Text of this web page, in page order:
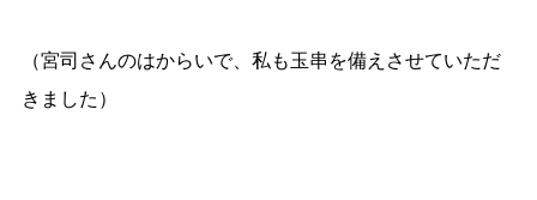
（宮司さんのはからいで、私も玉串を備えさせていただ
きました）